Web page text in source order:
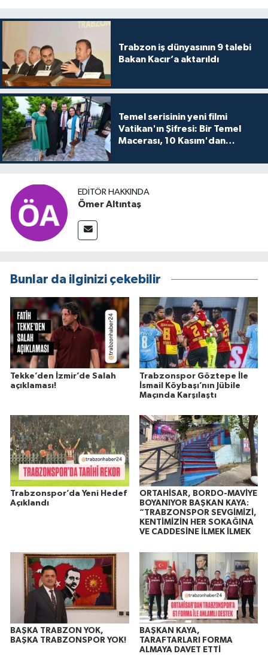
Trabzon iş dünyasının 9 talebi
Bakan Kacır’a aktarıldı
Temel serisinin yeni filmi
Vatikan'ın Şifresi: Bir Temel
Macerası, 10 Kasım'dan
buluşuyo
EDITÖR HAKKINDA
Ömer Altıntaş
Bunlar da ilginizi çekebilir
Tekke’den İzmir’de Salah
açıklaması!
Trabzonspor Göztepe İle
İsmail Köybaşı’nın Jübile
Maçında Karşılaştı
Trabzonspor’da Yeni Hedef
Açıklandı
ORTAHİSAR, BORDO-MAVİYE
BOYANIYOR BAŞKAN KAYA:
“TRABZONSPOR SEVGİMİZİ,
KENTİMİZİN HER SOKAĞINA
VE CADDESİNE İLMEK İLMEK
BAŞKA TRABZON YOK,
BAŞKA TRABZONSPOR YOK!
BAŞKAN KAYA,
TARAFTARLARI FORMA
ALMAYA DAVET ETTİ